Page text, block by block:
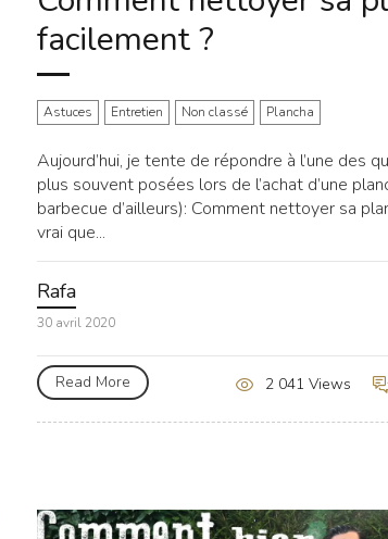
facilement ?
Astuces Entretien Non classé Plancha
Aujourd’hui, je tente de répondre à l’une des
plus souvent posées lors de l’achat d’une
barbecue d’ailleurs): Comment nettoyer sa
vrai que...
Rafa
30 avril 2020
Read More 2 041 Views